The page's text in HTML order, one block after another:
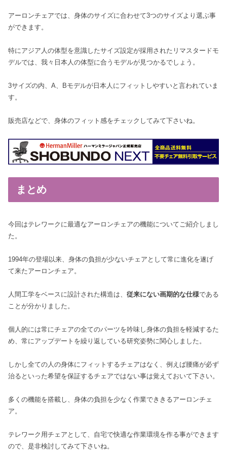
アーロンチェアでは、身体のサイズに合わせて3つのサイズより選ぶ事
ができます。
特にアジア人の体型を意識したサイズ設定が採用されたリマスタードモ
デルでは、我々日本人の体型に合うモデルが見つかるでしょう。
3サイズの内、A、Bモデルが日本人にフィットしやすいと言われていま
す。
販売店などで、身体のフィット感をチェックしてみて下さいね。
まとめ
今回はテレワークに最適なアーロンチェアの機能についてご紹介しまし
た。
1994年の登場以来、身体の負担が少ないチェアとして常に進化を遂げ
て来たアーロンチェア。
人間工学をベースに設計された構造は、 従来にない画期的な仕様である
ことが分かりました。
個人的には常にチェアの全てのパーツを吟味し身体の負担を軽減するた
め、常にアップデートを繰り返している研究姿勢に関心しました。
しかし全ての人の身体にフィットするチェアはなく、例えば腰痛が必ず
治るといった希望を保証するチェアではない事は覚えておいて下さい。
多くの機能を搭載し、身体の負担を少なく作業でききるアーロンチェ
ア。
テレワーク用チェアとして、自宅で快適な作業環境を作る事ができます
ので、是非検討してみて下さいね。